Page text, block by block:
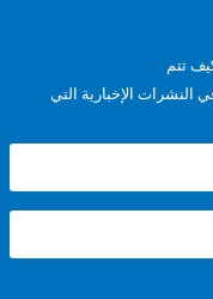
الإخبارية التي